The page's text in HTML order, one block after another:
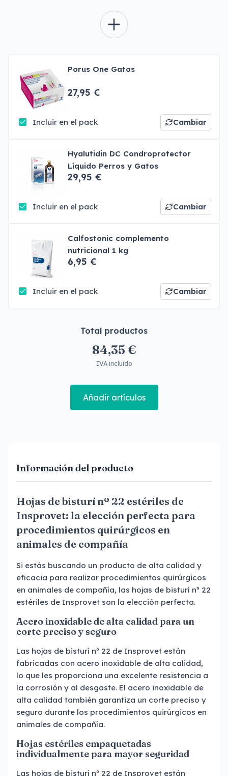
Porus One Gatos
27,95 €
Incluir en el pack Cambiar
Hyalutidin DC Condroprotector
Líquido Perros y Gatos
29,95 €
Incluir en el pack Cambiar
Calfostonic complemento
nutricional 1 kg
6,95 €
Incluir en el pack Cambiar
Total productos
84,35 €
IVA incluido
Añadir artículos
Información del producto
Hojas de bisturí nº 22 estériles de
Insprovet: la elección perfecta para
procedimientos quirúrgicos en
animales de compañía
Si estás buscando un producto de alta calidad y
eficacia para realizar procedimientos quirúrgicos
en animales de compañía, las hojas de bisturí nº 22
estériles de Insprovet son la elección perfecta.
Acero inoxidable de alta calidad para un
corte preciso y seguro
Las hojas de bisturí nº 22 de Insprovet están
fabricadas con acero inoxidable de alta calidad,
lo que les proporciona una excelente resistencia a
la corrosión y al desgaste. El acero inoxidable de
alta calidad también garantiza un corte preciso y
seguro durante los procedimientos quirúrgicos en
animales de compañía.
Hojas estériles empaquetadas
individualmente para mayor seguridad
Las hojas de bisturí nº 22 de Insprovet están